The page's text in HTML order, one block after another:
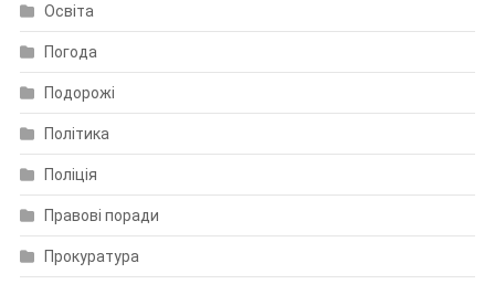
Освіта
Погода
Подорожі
Політика
Поліція
Правові поради
Прокуратура